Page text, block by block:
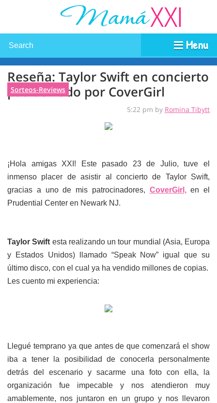
Menu
Reseña: Taylor Swift en concierto
patrocinado por CoverGirl
Sorteos-Reviews
5:22 pm by Romina Tibytt
¡Hola amigas XXI! Este pasado 23 de Julio, tuve el
inmenso placer de asistir al concierto de Taylor Swift,
gracias a uno de mis patrocinadores, CoverGirl,en el
Prudential Center en Newark NJ.
Taylor Swift esta realizando un tour mundial (Asia, Europa
y Estados Unidos) llamado “Speak Now” igual que su
último disco, con el cual ya ha vendido millones de copias.
Les cuento mi experiencia:
Llegué temprano ya que antes de que comenzará el show
iba a tener la posibilidad de conocerla personalmente
detrás del escenario y sacarme una foto con ella, la
organización fue impecable y nos atendieron muy
amablemente, nos juntaron en un grupo y nos llevaron